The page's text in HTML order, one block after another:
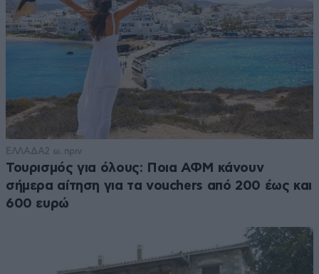
ΕΛΛΑΔΑ2 ω. πριν
Τουρισμός για όλους: Ποια ΑΦΜ κάνουν
σήμερα αίτηση για τα vouchers από 200 έως και
600 ευρώ